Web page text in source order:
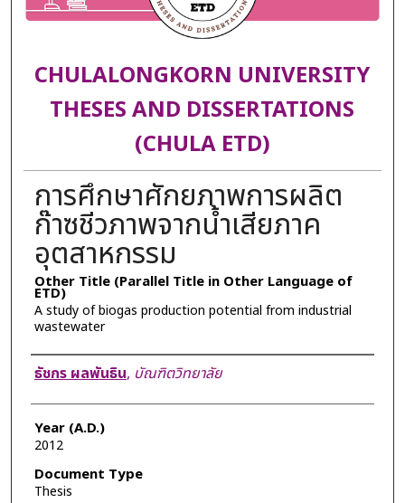
CHULALONGKORN UNIVERSITY
THESES AND DISSERTATIONS
(CHULA ETD)
การศึกษาศักยภาพการผลิต
ก๊าซชีวภาพจากน้ำเสียภาค
อุตสาหกรรม
Other Title (Parallel Title in Other Language of
ETD)
A study of biogas production potential from industrial
wastewater
Author
ธัชกร ผลพันธิน, บัณฑิตวิทยาลัย
Year (A.D.)
2012
Document Type
Thesis